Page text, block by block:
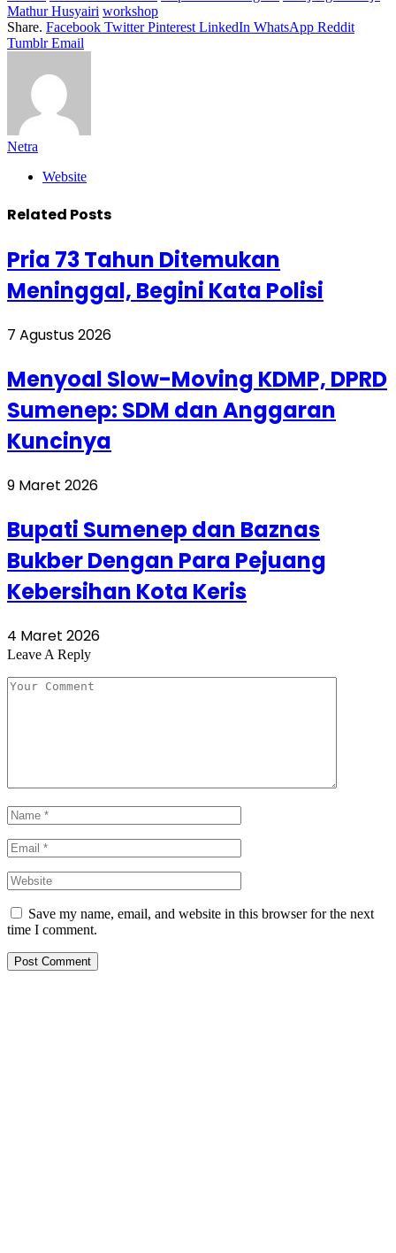
Mathur Husyairi workshop
Share. Facebook Twitter Pinterest LinkedIn WhatsApp Reddit
Tumblr Email
Netra
Website
Related Posts
Pria 73 Tahun Ditemukan
Meninggal, Begini Kata Polisi
7 Agustus 2026
Menyoal Slow-Moving KDMP, DPRD
Sumenep: SDM dan Anggaran
Kuncinya
9 Maret 2026
Bupati Sumenep dan Baznas
Bukber Dengan Para Pejuang
Kebersihan Kota Keris
4 Maret 2026
Leave A Reply
Save my name, email, and website in this browser for the next
time I comment.